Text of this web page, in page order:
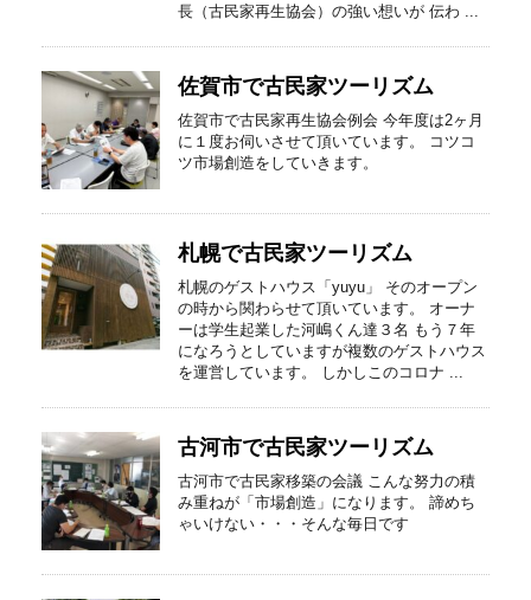
長（古民家再生協会）の強い想いが 伝わ ...
佐賀市で古民家ツーリズム
佐賀市で古民家再生協会例会 今年度は2ヶ月
に１度お伺いさせて頂いています。 コツコ
ツ市場創造をしていきます。
札幌で古民家ツーリズム
札幌のゲストハウス「yuyu」 そのオープン
の時から関わらせて頂いています。 オーナ
ーは学生起業した河嶋くん達３名 もう７年
になろうとしていますが複数のゲストハウス
を運営しています。 しかしこのコロナ ...
古河市で古民家ツーリズム
古河市で古民家移築の会議 こんな努力の積
み重ねが「市場創造」になります。 諦めち
ゃいけない・・・そんな毎日です